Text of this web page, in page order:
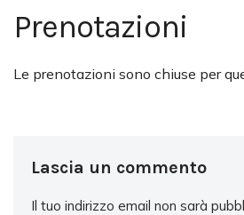
Prenotazioni
Le prenotazioni sono chiuse per
Lascia un commento
Il tuo indirizzo email non sarà